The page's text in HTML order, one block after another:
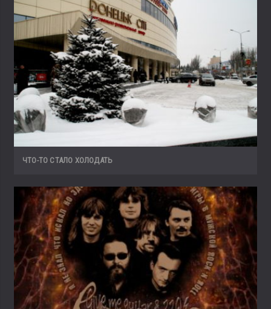
ЧТО-ТО СТАЛО ХОЛОДАТЬ